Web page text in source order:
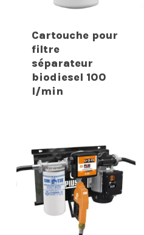
Cartouche pour
filtre
séparateur
biodiesel 100
l/min